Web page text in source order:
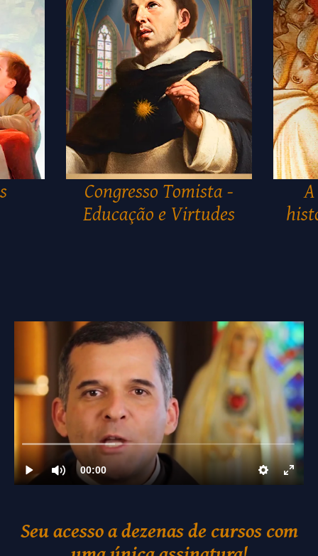
Congresso Tomista -
Educação e Virtudes
Seu acesso a dezenas de cursos com